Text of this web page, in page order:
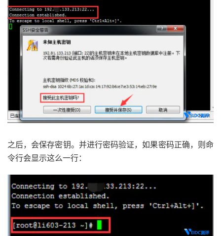
之后，会保存密钥。并进行密码验证，如果密码正确，则命
令行会显示这么一行：